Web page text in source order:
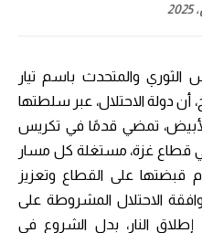
الثوري والمتحدث باسم تيار
أن دولة الاحتلال، عبر سلطتها
تمضي قدمًا في تكريس
قطاع غزة، مستغلة كل مسار
قبضتها على القطاع وتعزيز
الاحتلال المشروطة على
النار، بدل الشروع في